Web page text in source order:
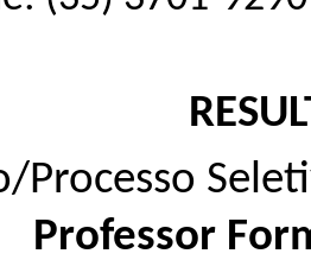
Processo
Professor